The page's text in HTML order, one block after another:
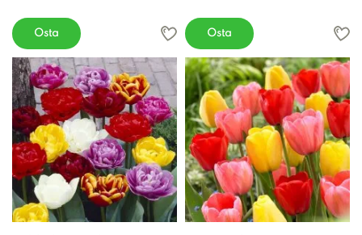
Osta Osta